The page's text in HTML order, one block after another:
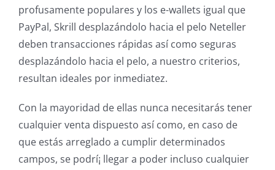
profusamente populares y los e-wallets igual que
PayPal, Skrill desplazándolo hacia el pelo Neteller
deben transacciones rápidas así­ como seguras
desplazándolo hacia el pelo, a nuestro criterios,
resultan ideales por inmediatez.
Con la mayoridad de ellas nunca necesitarás tener
cualquier venta dispuesto así­ como, en caso de
que estás arreglado a cumplir determinados
campos, se podrí¡ llegar a poder incluso cualquier